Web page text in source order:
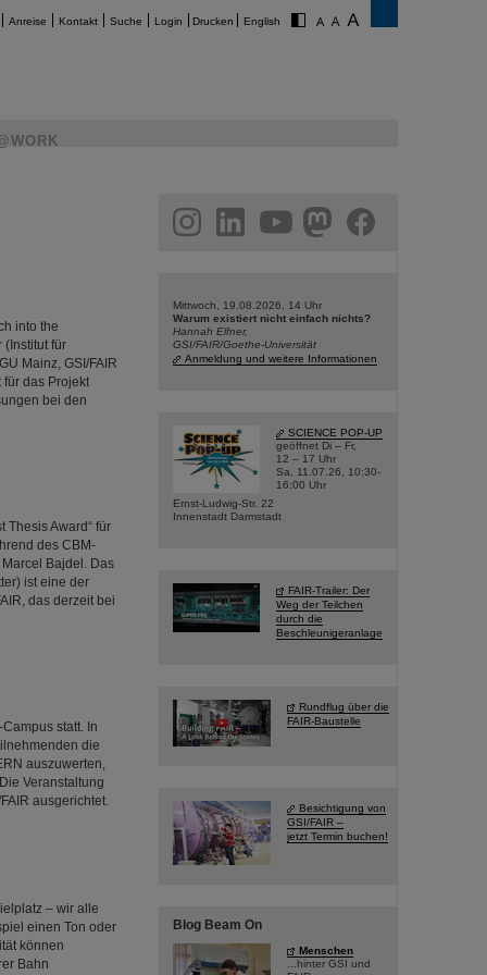
Anreise Kontakt Suche Login Drucken English
into the
(Institut für
Mainz, GSI/FAIR
für das Projekt
bei den
Thesis Award“ für
des CBM-
Bajdel. Das
ist eine der
das derzeit bei
statt. In
die
auszuwerten,
Veranstaltung
ausgerichtet.
– wir alle
einen Ton oder
können
Bahn
facebook
Mittwoch, 19.08.2026, 14 Uhr
Warum existiert nicht einfach nichts?
Hannah Elfner,
GSI/FAIR/Goethe-Universität
Anmeldung und weitere Informationen
SCIENCE POP-UP
geöffnet Di – Fr,
12 – 17 Uhr
Sa, 11.07.26, 10:30-
16:00 Uhr
Ernst-Ludwig-Str. 22
Innenstadt Darmstadt
FAIR-Trailer: Der
Weg der Teilchen
durch die
Beschleunigeranlage
Rundflug über die
FAIR-Baustelle
Besichtigung von
GSI/FAIR –
jetzt Termin buchen!
Blog Beam On
Menschen
...hinter GSI und